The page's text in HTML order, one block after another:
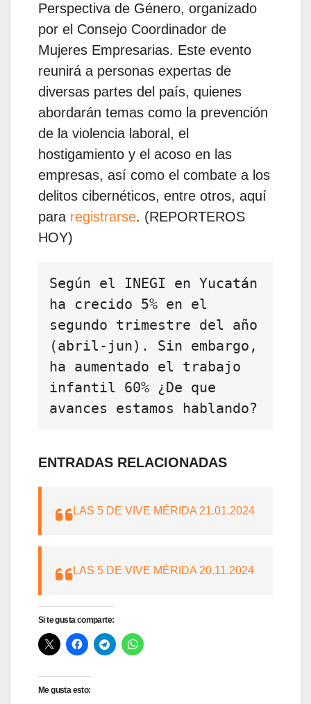
Perspectiva de Género, organizado
por el Consejo Coordinador de
Mujeres Empresarias. Este evento
reunirá a personas expertas de
diversas partes del país, quienes
abordarán temas como la prevención
de la violencia laboral, el
hostigamiento y el acoso en las
empresas, así como el combate a los
delitos cibernéticos, entre otros, aquí
para registrarse. (REPORTEROS
HOY)
Según el INEGI en Yucatán
ha crecido 5% en el
segundo trimestre del año
(abril-jun). Sin embargo,
ha aumentado el trabajo
infantil 60% ¿De que
avances estamos hablando?
ENTRADAS RELACIONADAS
LAS 5 DE VIVE MÉRIDA 21.01.2024
LAS 5 DE VIVE MÉRIDA 20.11.2024
Si te gusta comparte:
Me gusta esto: